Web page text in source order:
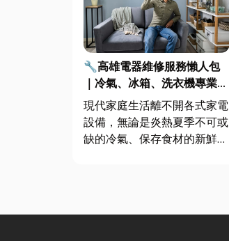
🔧高雄電器維修服務懶人包
｜冷氣、冰箱、洗衣機專業維
修
現代家庭生活離不開各式家電
設備，無論是炎熱夏季不可或
缺的冷氣、保存食材的新鮮冰